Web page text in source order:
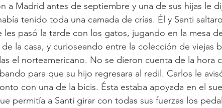
a Madrid antes de septiembre y una de sus hijas le
tenido toda una camada de crías. Él y Santi
les pasó la tarde con los gatos, jugando en la mesa
la casa, y curioseando entre la colección de viejas
el norteamericano. No se dieron cuenta de la hora
para que su hijo regresara al redil. Carlos le
con una de la bicis. Ésta estaba apoyada en el
permitía a Santi girar con todas sus fuerzas los